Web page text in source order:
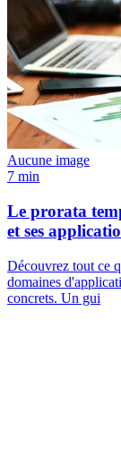
Aucune image
7 min
Le prorata
et ses
Découvrez tout ce
domaines
concrets. Un gui